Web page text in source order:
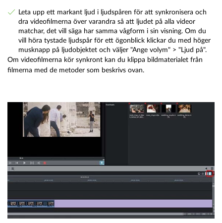
Leta upp ett markant ljud i ljudspåren för att synkronisera och
dra videofilmerna över varandra så att ljudet på alla videor
matchar, det vill säga har samma vågform i sin visning. Om du
vill höra tystade ljudspår för ett ögonblick klickar du med höger
musknapp på ljudobjektet och väljer "Ange volym" > "Ljud på".
Om videofilmerna kör synkront kan du klippa bildmaterialet från
filmerna med de metoder som beskrivs ovan.